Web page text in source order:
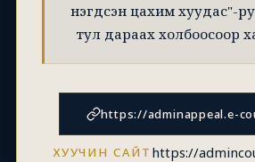
нэгдсэн цахим хуудас"-
тул дараах холбоосоор
https://adminappeal.e-
ХУУЧИН САЙТ https://